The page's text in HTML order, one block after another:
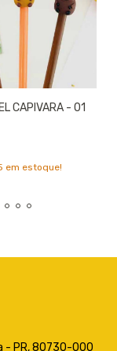
CAPIVARA - 01
em estoque!
- PR, 80730-000